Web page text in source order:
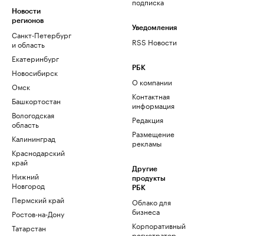
Новости
регионов
Санкт-Петербург
и область
Екатеринбург
Новосибирск
Омск
Башкортостан
Вологодская
область
Калининград
Краснодарский
край
Нижний
Новгород
Пермский край
Ростов-на-Дону
Татарстан
Уведомления
RSS Новости
РБК
О компании
Контактная
информация
Редакция
Размещение
рекламы
Другие
продукты
РБК
Облако для
бизнеса
Корпоративный